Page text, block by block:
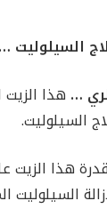
… هذا
السيلوليت.
قدرة هذا الزيت
السيلوليت